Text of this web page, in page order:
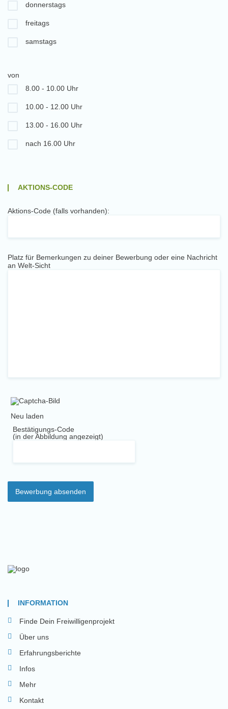
donnerstags
freitags
samstags
von
8.00 - 10.00 Uhr
10.00 - 12.00 Uhr
13.00 - 16.00 Uhr
nach 16.00 Uhr
AKTIONS-CODE
Aktions-Code (falls vorhanden):
Platz für Bemerkungen zu deiner Bewerbung oder eine Nachricht
an Welt-Sicht
Neu laden
Bestätigungs-Code
(in der Abbildung angezeigt)
Bewerbung absenden
INFORMATION
Finde Dein Freiwilligenprojekt
Über uns
Erfahrungsberichte
Infos
Mehr
Kontakt